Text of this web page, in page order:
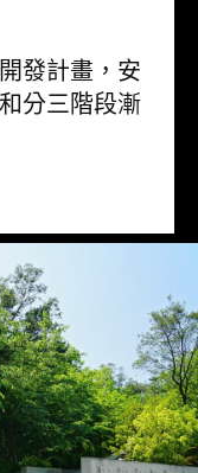
發計畫，安
分三階段漸